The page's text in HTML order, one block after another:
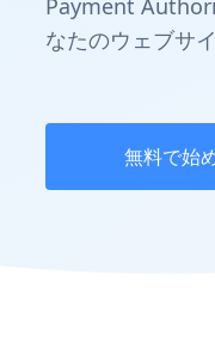
Payment
なたのウェブサ
無料で始